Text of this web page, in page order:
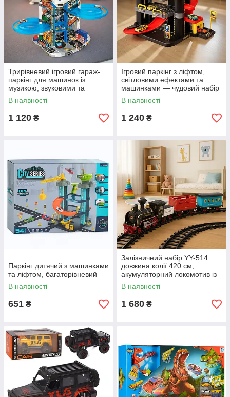
Трирівневий ігровий гараж-
паркінг для машинок із
музикою, звуковими та
світловими ефектами, у
комплекті з машинками.
В наявності
1 120 ₴
Ігровий паркінг з ліфтом,
світловими ефектами та
машинками — чудовий набір
для захопливих автопригод.
В наявності
1 240 ₴
Паркінг дитячий з машинками
та ліфтом, багаторівневий
В наявності
651 ₴
Залізничний набір YY-514:
довжина колії 420 см,
акумуляторний локомотив із
USB-зарядкою, 3 вагони,
звук, світло, дим, 23
В наявності
1 680 ₴